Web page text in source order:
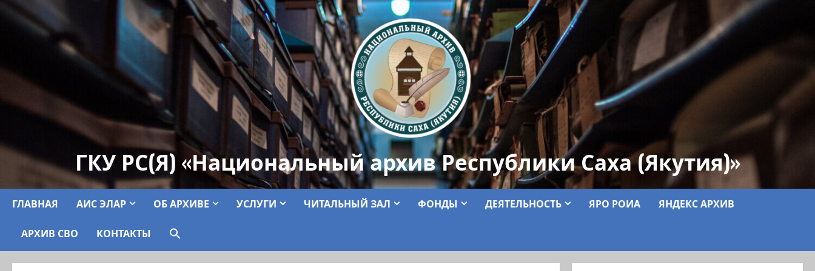
ГКУ РС(Я) «Национальный архив Республики Саха (Якутия)»
ГЛАВНАЯ АИС ЭЛАР ОБ АРХИВЕ УСЛУГИ ЧИТАЛЬНЫЙ ЗАЛ ФОНДЫ ДЕЯТЕЛЬНОСТЬ ЯРО РОИА ЯНДЕКС АРХИВ
АРХИВ СВО КОНТАКТЫ